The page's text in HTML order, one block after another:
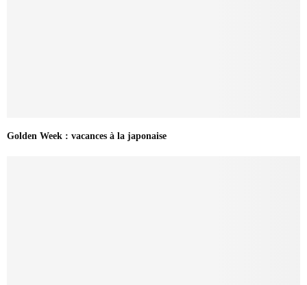
Golden Week : vacances à la japonaise